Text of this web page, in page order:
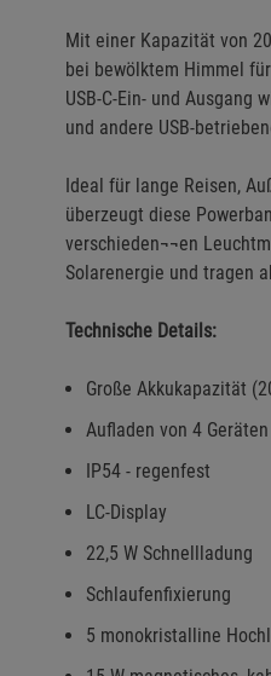
Mit einer Kapazität von
bei bewölktem Himmel
USB-C-Ein- und
und andere USB-
Ideal für lange Reisen,
überzeugt diese
verschieden¬¬en
Solarenergie und tragen
Technische Details:
Große Akkukapazität
Aufladen von 4
IP54 - regenfest
LC-Display
22,5 W Schnellladung
Schlaufenfixierung
5 monokristalline